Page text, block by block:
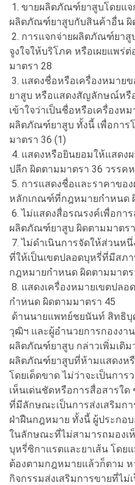
1. ขายผลิตภัณฑ์ยาสูบโดยแ
ผลิตภัณฑ์ยาสูบกับสินค้าอื่น ผิ
2. การแจกจ่ายผลิตภัณฑ์ยาสู
จูงใจให้บริโภค หรือเผยแพร่
มาตรา 28
3. แสดงชื่อหรือเครื่องหมาย
ยาสูบ หรือแสดงสัญลักษณ์หรื
เข้าใจว่าเป็นชื่อหรือเครื่องห
ผลิตภัณฑ์ยาสูบ ทั้งนี้ เพื่อกา
มาตรา 36 (1)
4. แสดงหรือยินยอมให้แสด
ปลีก ผิดตามมาตรา 36 วรรค
5. การแสดงชื่อและราคาขอ
หลักเกณฑ์ที่กฎหมายกำหนด
6. ไม่แสดงสื่อรณรงค์เพื่อกา
ผลิตภัณฑ์ยาสูบ ผิดตามมาตร
7. ไม่ดำเนินการจัดให้ส่วนห
ที่ให้เป็นเขตปลอดบุหรี่ที่มีสภ
กฎหมายกำหนด ผิดตามมาตร
8. แสดงเครื่องหมายเขตปล
กำหนด ผิดตามมาตรา 45
ด้านนายแพทย์ชยนันท์ สิทธิ
วุฒิฯ และผู้อำนวยการกองง
ผลิตภัณฑ์ยาสูบ กล่าวเพิ่มเติม
ผลิตภัณฑ์ยาสูบที่ห้ามแสดงห
โดยเด็ดขาด ไม่ว่าจะเป็นการ
เห็นเด่นชัดหรือการสื่อสารใด
ที่มีลักษณะเป็นการส่งเสริมก
ฝ่าฝืนกฎหมาย ทั้งนี้ ผู้ประกอ
ในลักษณะที่ไม่สามารถมองเ
บุหรี่ซิกาแรตและยาเส้น โดย
ต้องตามกฎหมายแล้วก็ตาม
กิจกรรมส่งเสริมการขายที่ไม่